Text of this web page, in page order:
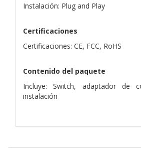
Instalación: Plug and Play
Certificaciones
Certificaciones: CE, FCC, RoHS
Contenido del paquete
Incluye: Switch, adaptador de
instalación